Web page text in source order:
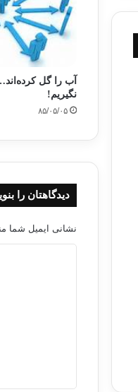
آب را گل
نگیریم!
۸۵/۰۵/۰۵
دیدگاهتان را
نشانی ایمیل شما